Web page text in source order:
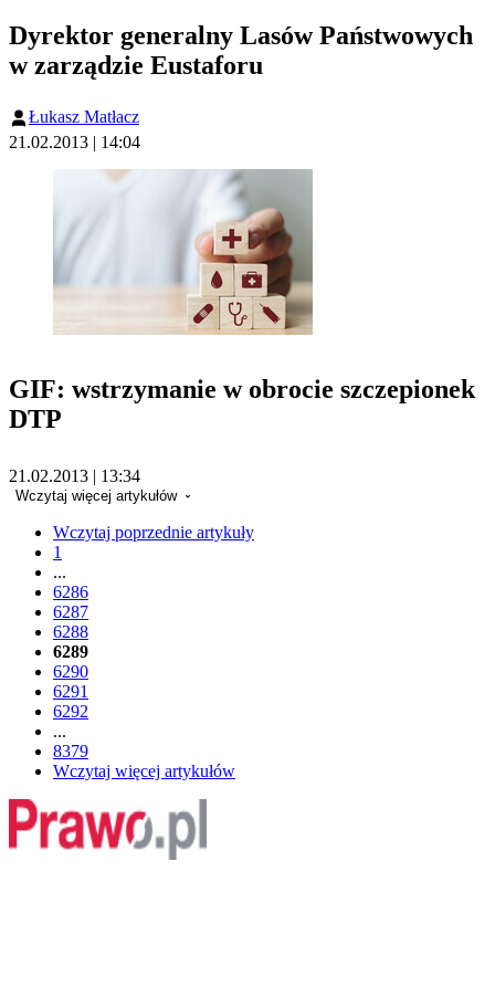
Dyrektor generalny Lasów Państwowych
w zarządzie Eustaforu
Łukasz Matłacz
21.02.2013 | 14:04
GIF: wstrzymanie w obrocie szczepionek
DTP
21.02.2013 | 13:34
Wczytaj więcej artykułów
Wczytaj poprzednie artykuły
1
...
6286
6287
6288
6289
6290
6291
6292
...
8379
Wczytaj więcej artykułów